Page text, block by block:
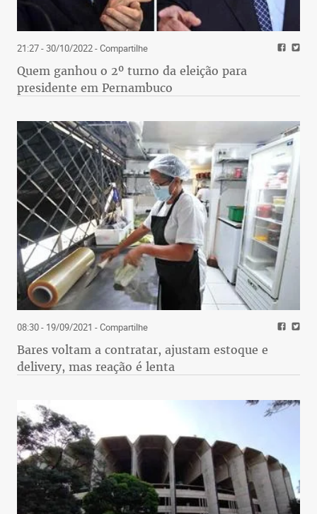
21:27 - 30/10/2022- Compartilhe
Quem ganhou o 2º turno da eleição para
presidente em Pernambuco
08:30 - 19/09/2021 - Compartilhe
Bares voltam a contratar, ajustam estoque e
delivery, mas reação é lenta